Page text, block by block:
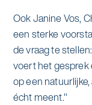
Ook Janine Vos,
een sterke
de vraag te
voert het gesprek
op een
écht meent."